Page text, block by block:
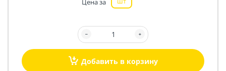
Цена за
Добавить в корзину